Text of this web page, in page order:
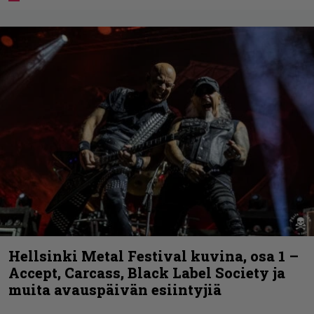
Hellsinki Metal Festival kuvina, osa 1 –
Accept, Carcass, Black Label Society ja
muita avauspäivän esiintyjiä